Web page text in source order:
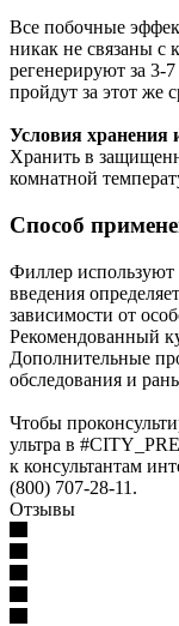
Все побочные
никак не связаны
регенерируют за 3-
пройдут за этот же
Условия хранения
Хранить в
комнатной
Способ
Филлер используют
введения
зависимости от
Рекомендованный
Дополнительные
обследования и
Чтобы
ультра в
к консультантам
(800) 707-28-11.
Отзывы